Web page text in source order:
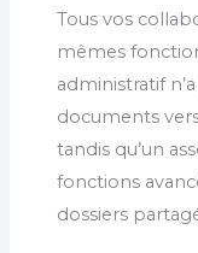
Tous vos
mêmes
administratif
documents
tandis qu’un
fonctions
dossiers